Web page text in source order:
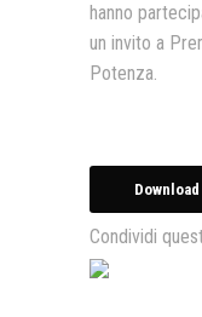
hanno
un invito a
Potenza.
Download
Condividi